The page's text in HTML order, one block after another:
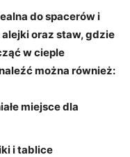
do ⁢spacerów i
⁢oraz staw, gdzie
w cieple
można ​również:
miejsce​ dla⁣
i tablice